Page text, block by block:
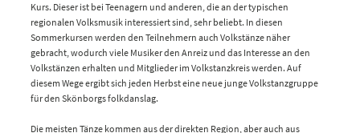
Kurs. Dieser ist bei Teenagern und anderen, die an der typischen
regionalen Volksmusik interessiert sind, sehr beliebt. In diesen
Sommerkursen werden den Teilnehmern auch Volkstänze näher
gebracht, wodurch viele Musiker den Anreiz und das Interesse an den
Volkstänzen erhalten und Mitglieder im Volkstanzkreis werden. Auf
diesem Wege ergibt sich jeden Herbst eine neue junge Volkstanzgruppe
für den Skönborgs folkdanslag.
Die meisten Tänze kommen aus der direkten Region, aber auch aus